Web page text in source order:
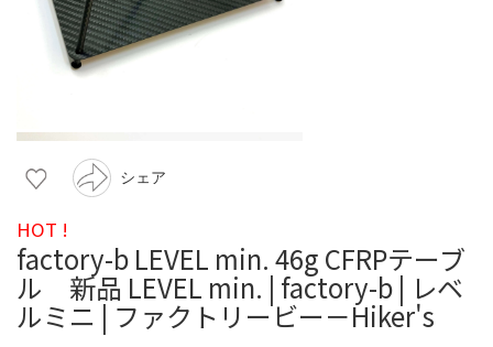
シェア
HOT !
factory-b LEVEL min. 46g CFRPテーブ
ル 新品 LEVEL min. | factory-b | レベ
ルミニ | ファクトリービー－Hiker's